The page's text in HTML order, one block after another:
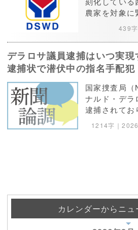
農家を対象
439字
デラロサ議員逮捕はいつ実
逮捕状で潜伏中の指名手配犯
国家捜査局（
ナルド・デラ
逮捕されてお
1214字｜
カレンダーからニュ